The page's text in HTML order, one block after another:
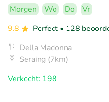
Morgen Wo Do
Vr
9.8
Perfect • 128
Della Madonna
Seraing (7km)
Verkocht: 198